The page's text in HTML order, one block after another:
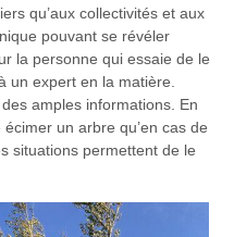
qu’aux collectivités et aux
pouvant se révéler
la personne qui essaie de le
un expert en la matière.
amples informations. En
un arbre qu’en cas de
situations permettent de le